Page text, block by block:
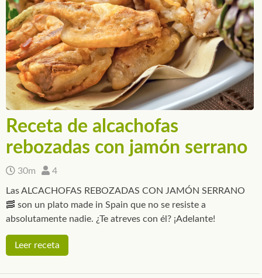
Receta de alcachofas
rebozadas con jamón serrano
30m 4
Las ALCACHOFAS REBOZADAS CON JAMÓN SERRANO
🥓 son un plato made in Spain que no se resiste a
absolutamente nadie. ¿Te atreves con él? ¡Adelante!
Leer receta